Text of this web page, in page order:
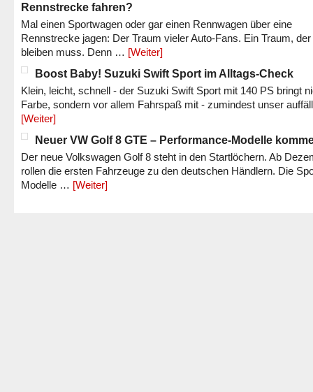
Rennstrecke fahren?
Mal einen Sportwagen oder gar einen Rennwagen über eine
Rennstrecke jagen: Der Traum vieler Auto-Fans. Ein Traum,
bleiben muss. Denn … [Weiter]
Boost Baby! Suzuki Swift Sport im Alltags-Check
Klein, leicht, schnell - der Suzuki Swift Sport mit 140 PS bringt
Farbe, sondern vor allem Fahrspaß mit - zumindest unser
[Weiter]
Neuer VW Golf 8 GTE – Performance-Modelle
Der neue Volkswagen Golf 8 steht in den Startlöchern. Ab
rollen die ersten Fahrzeuge zu den deutschen Händlern. Die
Modelle … [Weiter]